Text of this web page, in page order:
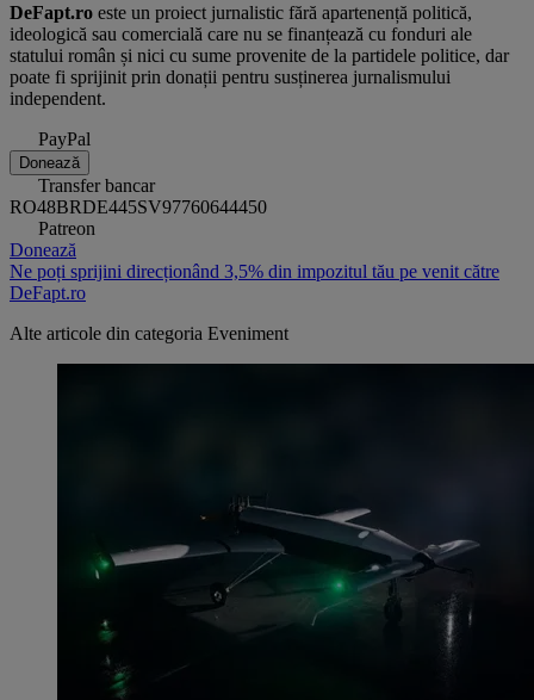
DeFapt.ro este un proiect jurnalistic fără apartenență politică,
ideologică sau comercială care nu se finanțează cu fonduri ale
statului român și nici cu sume provenite de la partidele politice, dar
poate fi sprijinit prin donații pentru susținerea jurnalismului
independent.
PayPal
Donează
Transfer bancar
RO48BRDE445SV97760644450
Patreon
Donează
Ne poți sprijini direcționând 3,5% din impozitul tău pe venit către
DeFapt.ro
Alte articole din categoria Eveniment